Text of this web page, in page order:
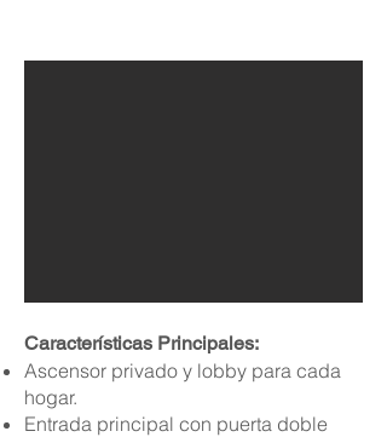
Características Principales:
Ascensor privado y lobby para cada
hogar.
Entrada principal con puerta doble